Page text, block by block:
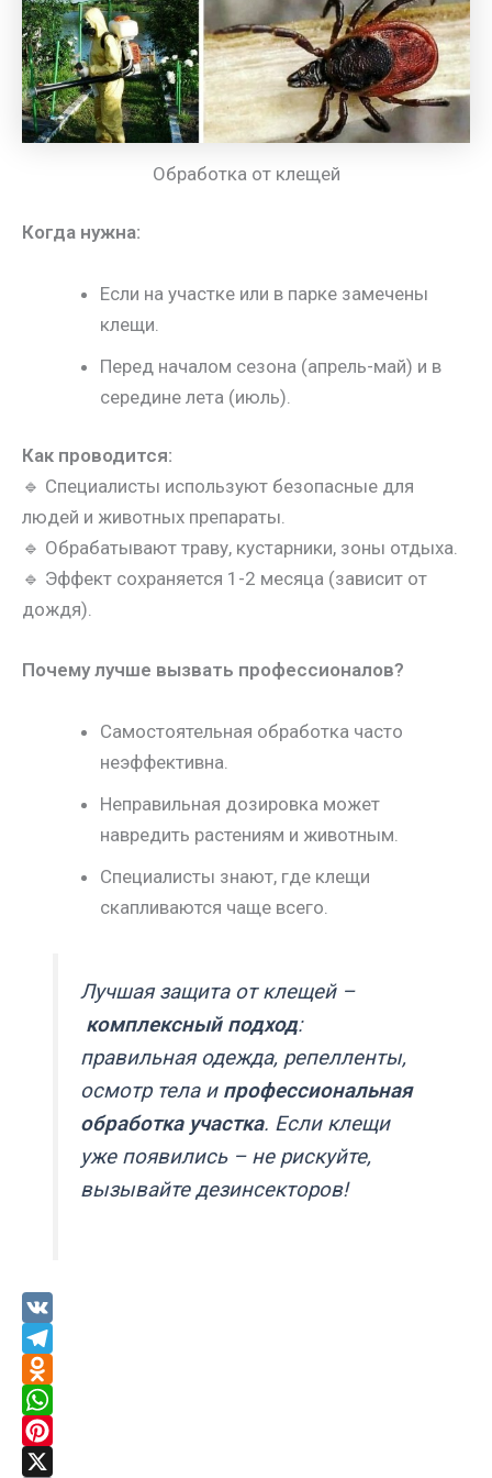
Обработка от клещей
Когда нужна:
Если на участке или в парке замечены
клещи.
Перед началом сезона (апрель-май) и в
середине лета (июль).
Как проводится:
🔹 Специалисты используют безопасные для
людей и животных препараты.
🔹 Обрабатывают траву, кустарники, зоны отдыха.
🔹 Эффект сохраняется 1-2 месяца (зависит от
дождя).
Почему лучше вызвать профессионалов?
Самостоятельная обработка часто
неэффективна.
Неправильная дозировка может
навредить растениям и животным.
Специалисты знают, где клещи
скапливаются чаще всего.
Лучшая защита от клещей –
комплексный подход:
правильная одежда, репелленты,
осмотр тела и профессиональная
обработка участка. Если клещи
уже появились – не рискуйте,
вызывайте дезинсекторов!
V
KT
e
l
e
O
d
n
W
hP